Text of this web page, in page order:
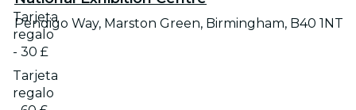
Tarjeta
regalo
- 30 £
Tarjeta
regalo
Pendigo Way, Marston Green, Birmingham, B40 1NT